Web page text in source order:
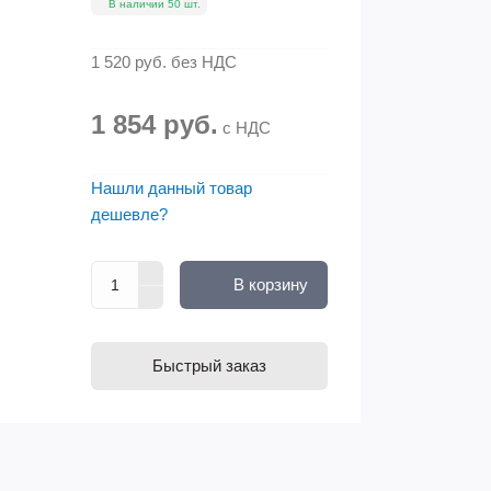
В наличии 50 шт.
1 520 руб. без НДС
1 854 руб. с НДС
Нашли данный товар
дешевле?
В корзину
Быстрый заказ